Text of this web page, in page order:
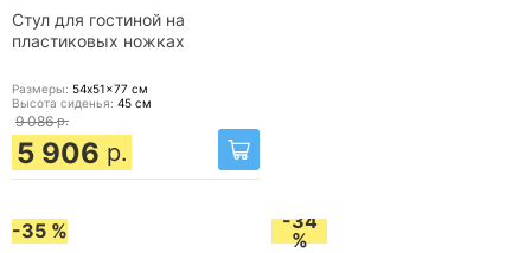
Стул для гостиной на
пластиковых ножках
Размеры: 54x51x77 см
Высота сиденья: 45 см
9 086 р.
5 906 р.
-35 %
-34
%